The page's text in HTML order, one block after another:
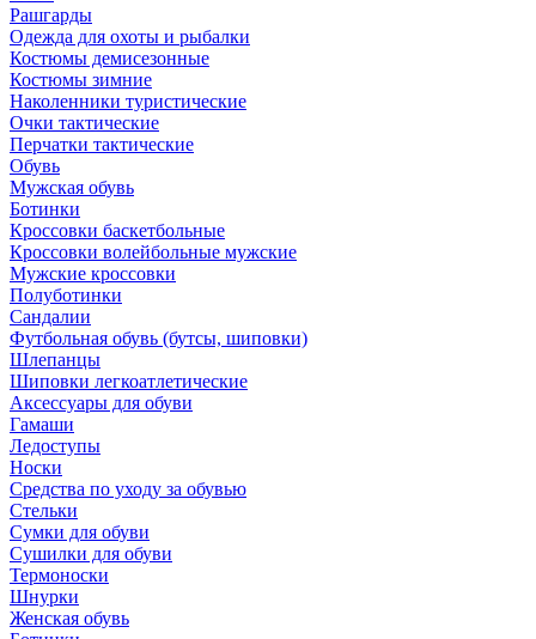
Рашгарды
Одежда для охоты и рыбалки
Костюмы демисезонные
Костюмы зимние
Наколенники туристические
Очки тактические
Перчатки тактические
Обувь
Мужская обувь
Ботинки
Кроссовки баскетбольные
Кроссовки волейбольные мужские
Мужские кроссовки
Полуботинки
Сандалии
Футбольная обувь (бутсы, шиповки)
Шлепанцы
Шиповки легкоатлетические
Аксессуары для обуви
Гамаши
Ледоступы
Носки
Средства по уходу за обувью
Стельки
Сумки для обуви
Сушилки для обуви
Термоноски
Шнурки
Женская обувь